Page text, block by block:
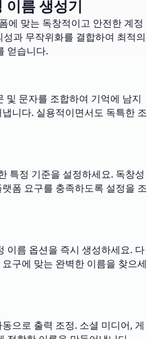
이름 생성기
에 맞는 독창적이고 안전한 계정
과 무작위화를 결합하여 최적의
얻습니다.
및 문자를 조합하여 기억에 남지
니다. 실용적이면서도 독특한 조
특정 기준을 설정하세요. 독창성
폼 요구를 충족하도록 설정을 조
이름 옵션을 즉시 생성하세요. 다
구에 맞는 완벽한 이름을 찾으세
으로 출력 조정. 소셜 미디어, 게